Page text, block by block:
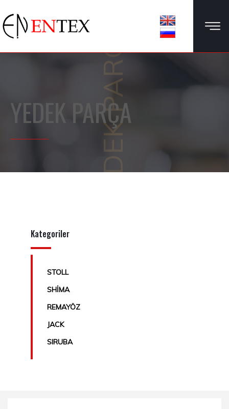
YEDEK PARÇA
YEDEK PARÇA
Kategoriler
STOLL
SHİMA
REMAYÖZ
JACK
SIRUBA